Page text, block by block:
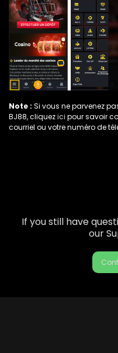
Note : Si vous ne parvenez
BJ88, cliquezici pour savoir
courriel ou votre numéro de
If you still have
our